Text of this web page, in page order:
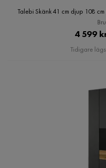
Talebi Skänk 41 cm djup 108
4 599
Tidigare